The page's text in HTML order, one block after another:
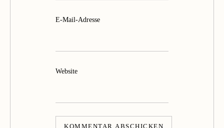
E-Mail-Adresse
Website